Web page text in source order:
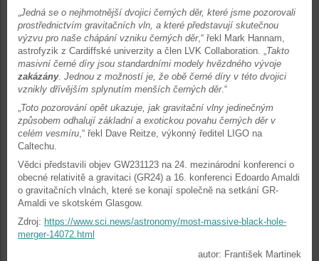
Jedná se o nejhmotnější dvojici černých děr, které jsme pozorovali
prostřednictvím gravitačních vln, a které představují skutečnou
výzvu pro naše chápání vzniku černých děr,“ řekl Mark Hannam,
astrofyzik z Cardiffské univerzity a člen LVK Collaboration. „ Takto
masivní černé díry jsou standardními modely hvězdného vývoje
zakázány. Jednou z možností je, že obě černé díry v této dvojici
vznikly dřívějším splynutím menších černých děr.“
Toto pozorování opět ukazuje, jak gravitační vlny jedinečným
způsobem odhalují základní a exotickou povahu černých děr v
celém vesmíru ,“ řekl Dave Reitze, výkonný ředitel LIGO na
Caltechu.
Vědci představili objev GW231123 na 24. mezinárodní konferenci o
obecné relativitě a gravitaci (GR24) a 16. konferenci Edoardo Amaldi
o gravitačních vlnách, které se konají společně na setkání GR-
Amaldi ve skotském Glasgow.
Zdroj: https://www.sci.news/astronomy/most-massive-black-hole-
merger-14072.html
autor: František Martinek